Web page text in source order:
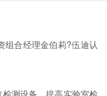
组合经理金伯莉?伍迪认
测设备、提高实验室检